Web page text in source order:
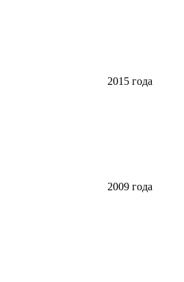
2015 года
2009 года